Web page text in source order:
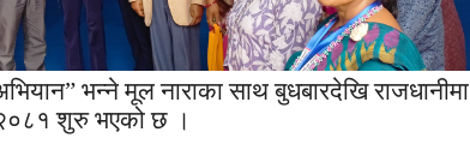
भन्ने मूल नाराका साथ बुधबारदेखि राजधानीमा
२०८१ शुरु भएको छ ।